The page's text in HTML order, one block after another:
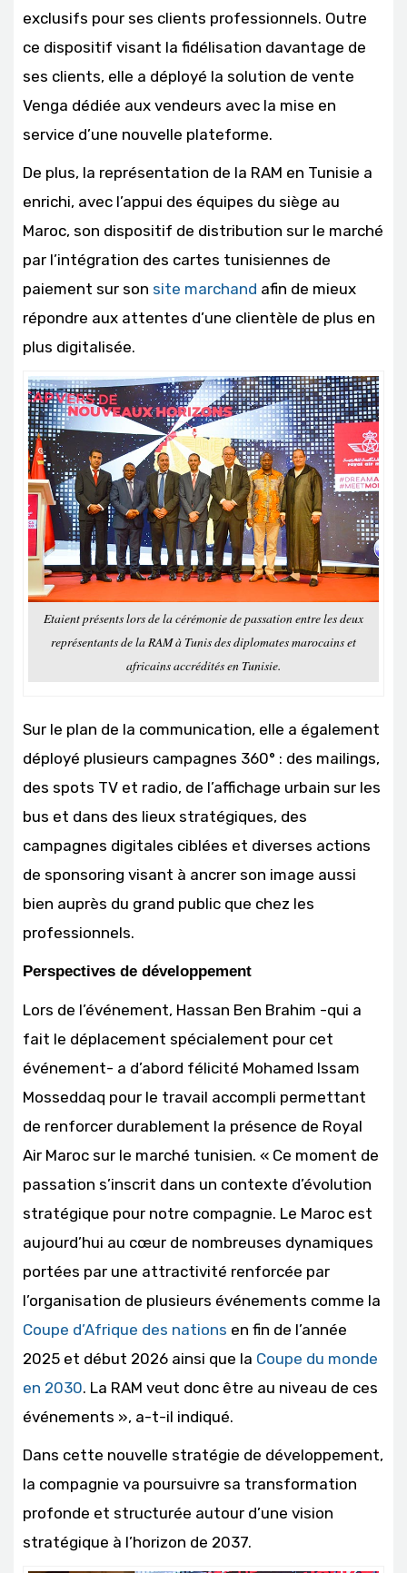
exclusifs pour ses clients professionnels. Outre
ce dispositif visant la fidélisation davantage de
ses clients, elle a déployé la solution de vente
Venga dédiée aux vendeurs avec la mise en
service d’une nouvelle plateforme.
De plus, la représentation de la RAM en Tunisie a
enrichi, avec l’appui des équipes du siège au
Maroc, son dispositif de distribution sur le marché
par l’intégration des cartes tunisiennes de
paiement sur son site marchand afin de mieux
répondre aux attentes d’une clientèle de plus en
plus digitalisée.
Etaient présents lors de la cérémonie de passation entre les deux
représentants de la RAM à Tunis des diplomates marocains et
africains accrédités en Tunisie.
Sur le plan de la communication, elle a également
déployé plusieurs campagnes 360° : des mailings,
des spots TV et radio, de l’affichage urbain sur les
bus et dans des lieux stratégiques, des
campagnes digitales ciblées et diverses actions
de sponsoring visant à ancrer son image aussi
bien auprès du grand public que chez les
professionnels.
Perspectives de développement
Lors de l’événement, Hassan Ben Brahim -qui a
fait le déplacement spécialement pour cet
événement- a d’abord félicité Mohamed Issam
Mosseddaq pour le travail accompli permettant
de renforcer durablement la présence de Royal
Air Maroc sur le marché tunisien. « Ce moment de
passation s’inscrit dans un contexte d’évolution
stratégique pour notre compagnie. Le Maroc est
aujourd’hui au cœur de nombreuses dynamiques
portées par une attractivité renforcée par
l’organisation de plusieurs événements comme la
Coupe d’Afrique des nations en fin de l’année
2025 et début 2026 ainsi que la Coupe du monde
en 2030. La RAM veut donc être au niveau de ces
événements », a-t-il indiqué.
Dans cette nouvelle stratégie de développement,
la compagnie va poursuivre sa transformation
profonde et structurée autour d’une vision
stratégique à l’horizon de 2037.